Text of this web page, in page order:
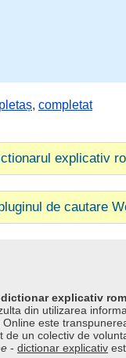
, completat
explicativ
de cautare
dictionar explicativ
din utilizarea
este
de un colectiv de
- dictionar explicativ